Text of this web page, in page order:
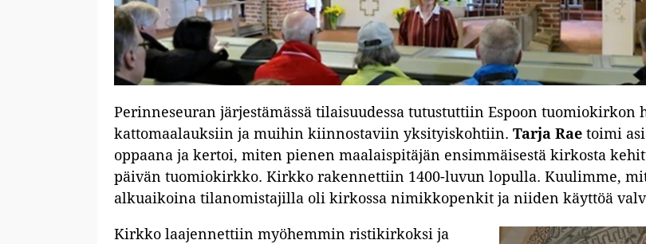
Perinneseuran järjestämässä tilaisuudessa tutustuttiin Espoon tuomiokirkon
kattomaalauksiin ja muihin kiinnostaviin yksityiskohtiin. Tarja Raetoimi
oppaana ja kertoi, miten pienen maalaispitäjän ensimmäisestä kirkosta
päivän tuomiokirkko. Kirkko rakennettiin 1400-luvun lopulla. Kuulimme,
alkuaikoina tilanomistajilla oli kirkossa nimikkopenkit ja niiden käyttöä
Kirkko laajennettiin myöhemmin ristikirkoksi ja